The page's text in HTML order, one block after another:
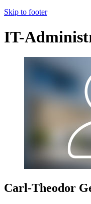
Skip to footer
IT-
Carl-Theodor